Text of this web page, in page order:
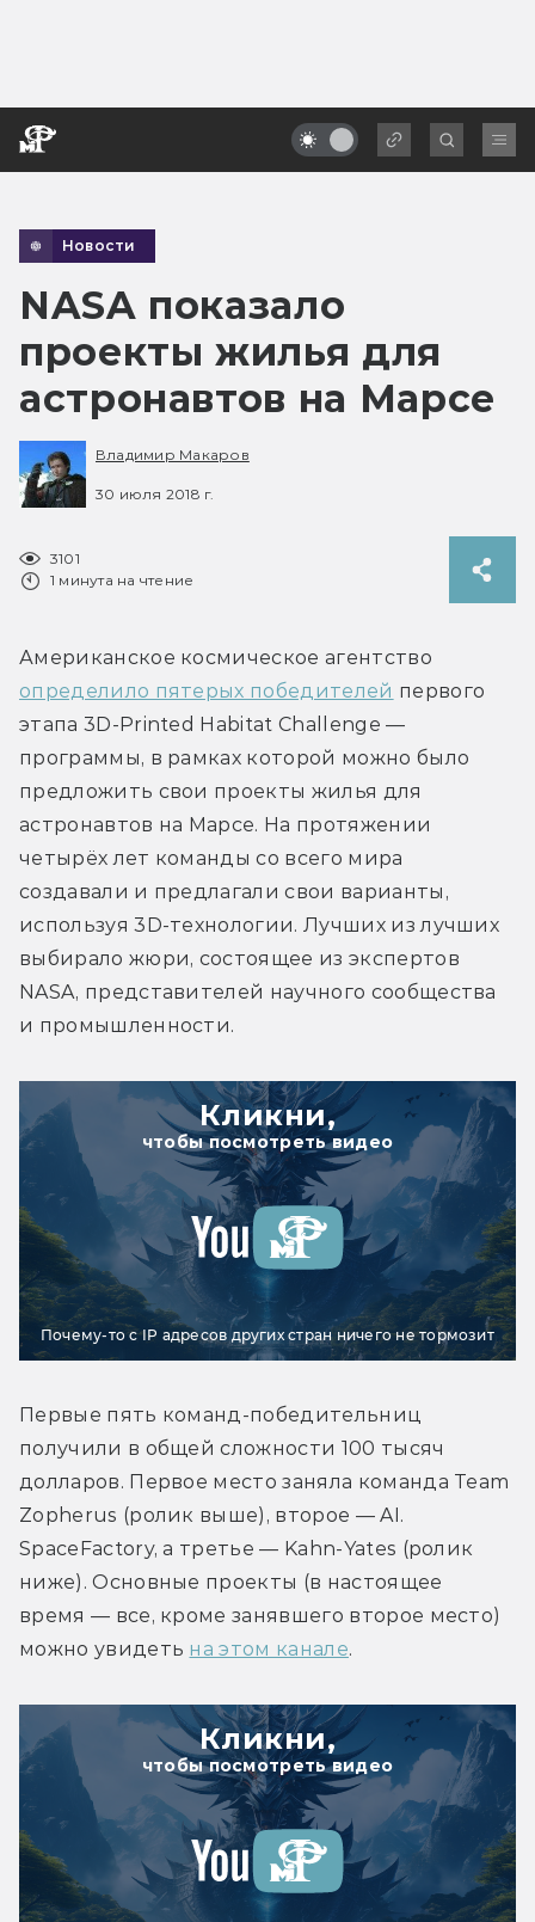
Новости
NASA показало
проекты жилья для
астронавтов на Марсе
Владимир Макаров
30 июля 2018 г.
3101
1 минута на чтение
определило пятерых победителей первого
этапа 3D‐Printed Habitat Challenge —
программы, в рамках которой можно было
предложить свои проекты жилья для
астронавтов на Марсе. На протяжении
четырёх лет команды со всего мира
создавали и предлагали свои варианты,
используя 3D-технологии. Лучших из лучших
выбирало жюри, состоящее из экспертов
NASA, представителей научного сообщества
и промышленности.
Кликни,
чтобы посмотреть видео
Почему-то с IP адресов других стран ничего не тормозит
Первые пять команд-победительниц
получили в общей сложности 100 тысяч
долларов. Первое место заняла команда Team
Zopherus (ролик выше), второе — AI.
SpaceFactory, а третье — Kahn-Yates (ролик
ниже). Основные проекты (в настоящее
время — все, кроме занявшего второе место)
можно увидеть на этом канале.
Кликни,
чтобы посмотреть видео